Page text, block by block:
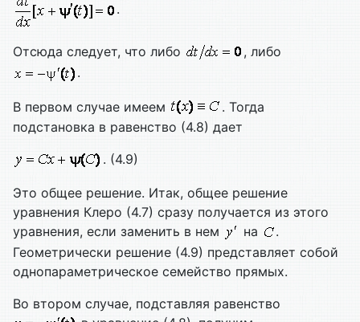
.
Отсюда следует, что либо
, либо
.
В первом случае имеем
. Тогда
подстановка в равенство (4.8) дает
. (4.9)
Это общее решение. Итак, общее решение
уравнения Клеро (4.7) сразу получается из этого
уравнения, если заменить в нем
на
.
Геометрически решение (4.9) представляет собой
однопараметрическое семейство прямых.
Во втором случае, подставляя равенство